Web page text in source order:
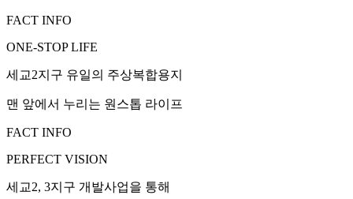
FACT INFO
ONE-STOP LIFE
세교2지구 유일의 주상복합용지
맨 앞에서 누리는 원스톱 라이프
FACT INFO
PERFECT VISION
세교2, 3지구 개발사업을 통해